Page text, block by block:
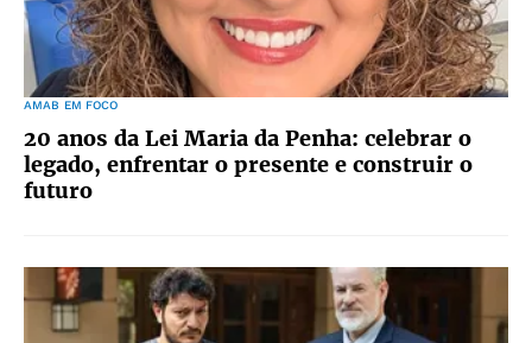
AMAB EM FOCO
20 anos da Lei Maria da Penha: celebrar o
legado, enfrentar o presente e construir o
futuro